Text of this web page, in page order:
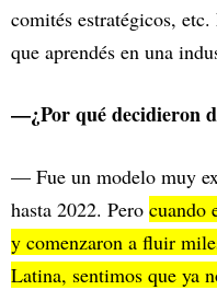
comités estratégicos,
que aprendés en una
—¿Por qué decidieron
— Fue un modelo muy
hasta 2022. Pero cuando
y comenzaron a fluir
Latina, sentimos que ya